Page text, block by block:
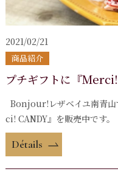
2021/02/21
商品紹介
プチギフトに『
Bonjour!レザベイユ南青山
ci! CANDY』を販売中です。
Détails